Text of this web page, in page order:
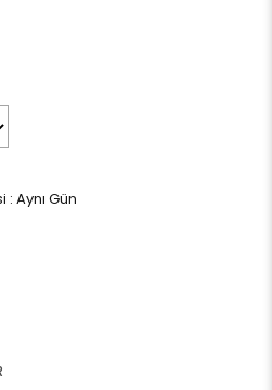
: Aynı Gün